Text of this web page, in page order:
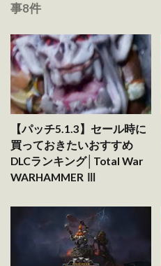
事8件
【パッチ5.1.3】セール時に
買っておきたいおすすめ
DLCランキング│Total War
WARHAMMER Ⅲ